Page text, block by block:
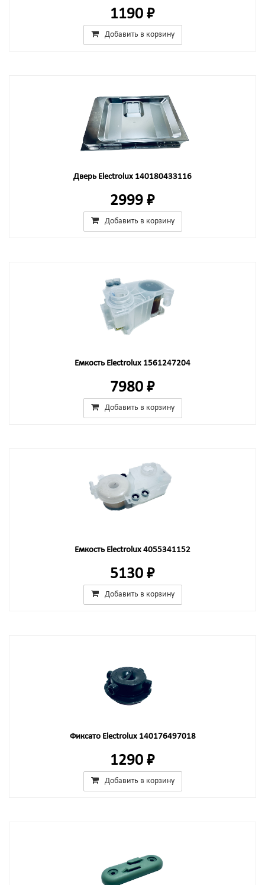
1190 ₽
Добавить в корзину
Дверь Electrolux 140180433116
2999 ₽
Добавить в корзину
Емкость Electrolux 1561247204
7980 ₽
Добавить в корзину
Емкость Electrolux 4055341152
5130 ₽
Добавить в корзину
Фиксато Electrolux 140176497018
1290 ₽
Добавить в корзину